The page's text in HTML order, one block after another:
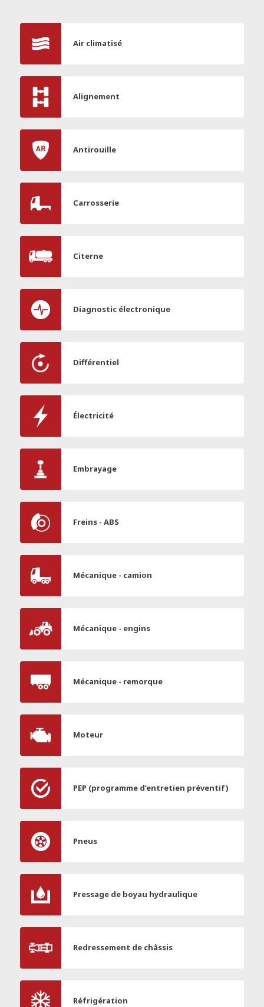
Air climatisé
Alignement
Antirouille
Carrosserie
Citerne
Diagnostic électronique
Différentiel
Électricité
Embrayage
Freins - ABS
Mécanique - camion
Mécanique - engins
Mécanique - remorque
Moteur
PEP (programme d’entretien préventif)
Pneus
Pressage de boyau hydraulique
Redressement de châssis
Réfrigération